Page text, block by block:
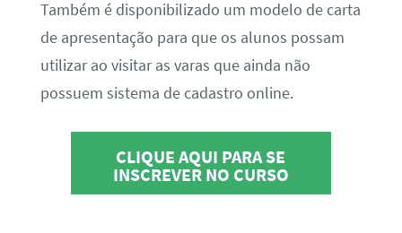
Também é disponibilizado um modelo de carta
de apresentação para que os alunos possam
utilizar ao visitar as varas que ainda não
possuem sistema de cadastro online.
CLIQUE AQUI PARA SE
INSCREVER NO CURSO